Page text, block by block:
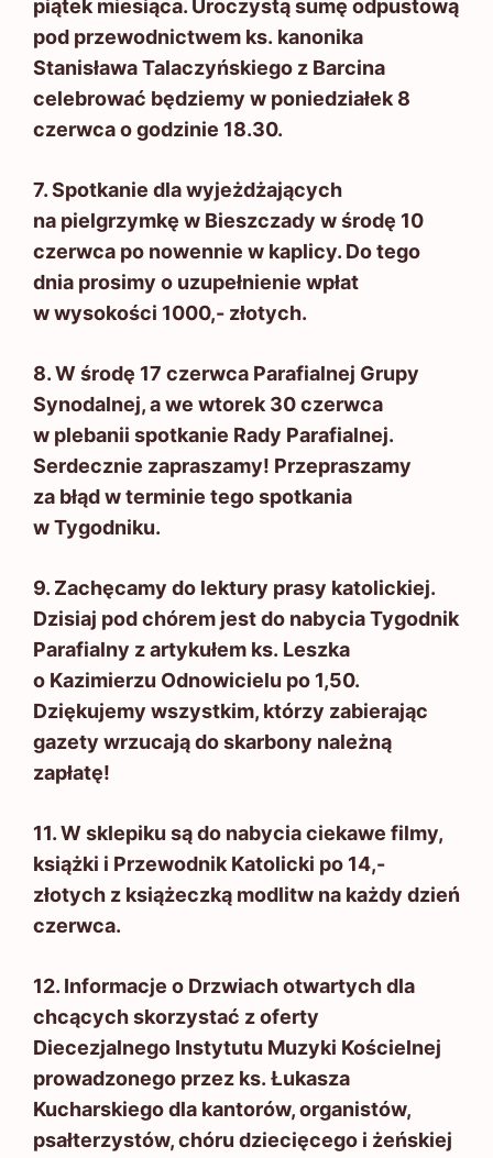
piątek miesiąca. Uroczystą sumę odpustową
pod przewodnictwem ks. kanonika
Stanisława Talaczyńskiego z Barcina
celebrować będziemy w poniedziałek 8
czerwca o godzinie 18.30.
7. Spotkanie dla wyjeżdżających
na pielgrzymkę w Bieszczady w środę 10
czerwca po nowennie w kaplicy. Do tego
dnia prosimy o uzupełnienie wpłat
w wysokości 1000,- złotych.
8. W środę 17 czerwca Parafialnej Grupy
Synodalnej, a we wtorek 30 czerwca
w plebanii spotkanie Rady Parafialnej.
Serdecznie zapraszamy! Przepraszamy
za błąd w terminie tego spotkania
w Tygodniku.
9. Zachęcamy do lektury prasy katolickiej.
Dzisiaj pod chórem jest do nabycia Tygodnik
Parafialny z artykułem ks. Leszka
o Kazimierzu Odnowicielu po 1,50.
Dziękujemy wszystkim, którzy zabierając
gazety wrzucają do skarbony należną
zapłatę!
11. W sklepiku są do nabycia ciekawe filmy,
książki i Przewodnik Katolicki po 14,-
złotych z książeczką modlitw na każdy dzień
czerwca.
12. Informacje o Drzwiach otwartych dla
chcących skorzystać z oferty
Diecezjalnego Instytutu Muzyki Kościelnej
prowadzonego przez ks. Łukasza
Kucharskiego dla kantorów, organistów,
psałterzystów, chóru dziecięcego i żeńskiej